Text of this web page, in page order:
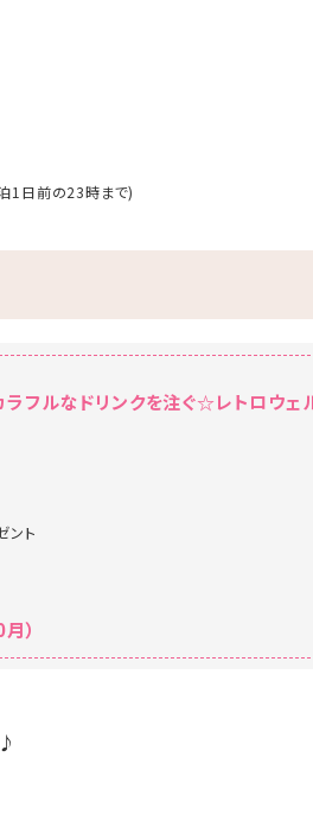
1日前の23時まで)
フルなドリンクを注ぐ☆レトロウェ
ント
）